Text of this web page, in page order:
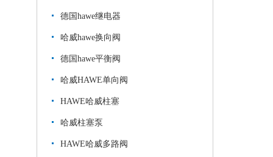
德国hawe继电器
哈威hawe换向阀
德国hawe平衡阀
哈威HAWE单向阀
HAWE哈威柱塞
哈威柱塞泵
HAWE哈威多路阀